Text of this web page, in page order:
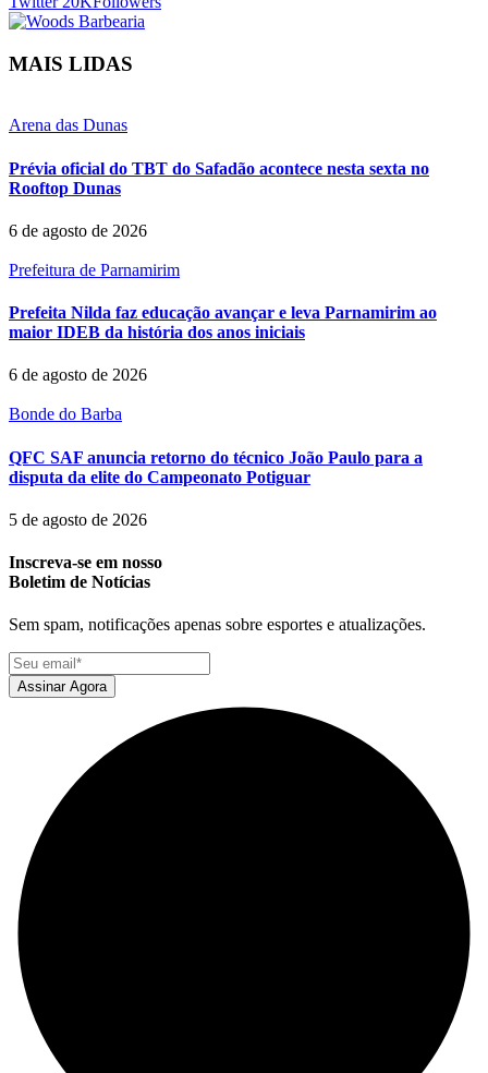
MAIS LIDAS
Arena das Dunas
Prévia oficial do TBT do Safadão acontece nesta sexta no
Rooftop Dunas
6 de agosto de 2026
Prefeitura de Parnamirim
Prefeita Nilda faz educação avançar e leva Parnamirim ao
maior IDEB da história dos anos iniciais
6 de agosto de 2026
Bonde do Barba
QFC SAF anuncia retorno do técnico João Paulo para a
disputa da elite do Campeonato Potiguar
5 de agosto de 2026
Inscreva-se em nosso
Boletim de Notícias
Sem spam, notificações apenas sobre esportes e atualizações.
Assinar Agora